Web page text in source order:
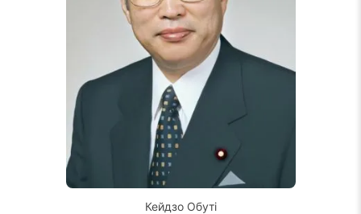
Кейдзо Обуті